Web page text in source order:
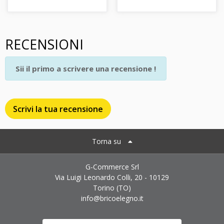
RECENSIONI
Scrivi la tua recensione
Sii il primo a scrivere una recensione !
Torna su
G-Commerce Srl
Via Luigi Leonardo Colli, 20 - 10129
Torino (TO)
info@bricoelegno.it